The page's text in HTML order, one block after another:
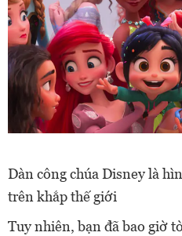
Dàn công chúa Disney là
trên khắp thế giới
Tuy nhiên, bạn đã bao giờ